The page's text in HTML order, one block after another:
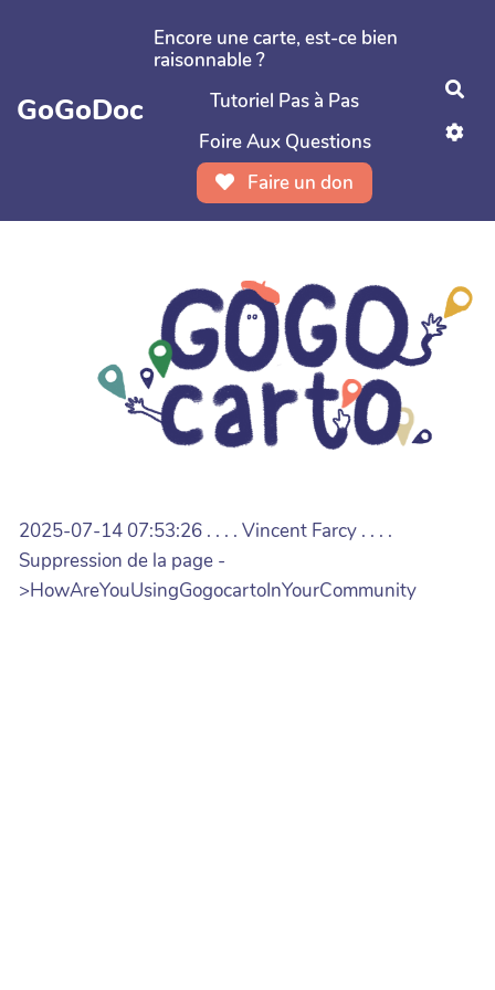
Aller au contenu principal
GoGoDoc
Encore une carte, est-ce bien
raisonnable ?
Tutoriel Pas à Pas
Foire Aux Questions
Faire un don
2025-07-14 07:53:26 . . . . Vincent Farcy . . . .
Suppression de la page -
>HowAreYouUsingGogocartoInYourCommunity